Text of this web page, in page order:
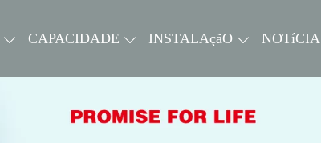
CAPACIDADE INSTALAçãO NOTíCIA